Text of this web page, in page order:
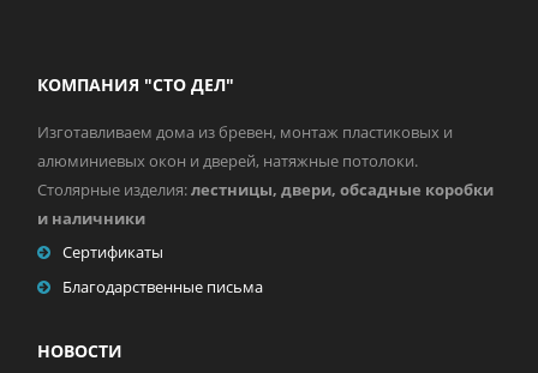
КОМПАНИЯ "СТО ДЕЛ"
Изготавливаем дома из бревен, монтаж пластиковых и
алюминиевых окон и дверей, натяжные потолоки.
Столярные изделия:лестницы, двери, обсадные коробки
и наличники
Сертификаты
Благодарственные письма
НОВОСТИ